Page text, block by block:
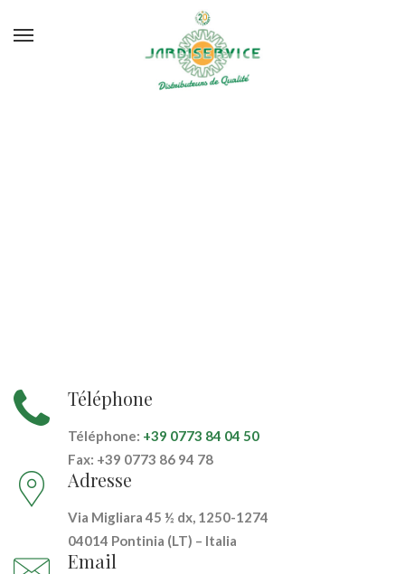
Téléphone
Téléphone: +39 0773 84 04 50
Fax: +39 0773 86 94 78
Adresse
Via Migliara 45 ½ dx, 1250-1274
04014 Pontinia (LT) – Italia
Email